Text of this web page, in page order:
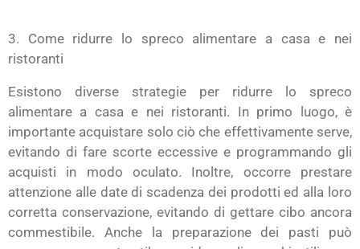
3. Come ridurre lo spreco alimentare a casa e nei
ristoranti
Esistono diverse strategie per ridurre lo spreco
alimentare a casa e nei ristoranti. In primo luogo, è
importante acquistare solo ciò che effettivamente serve,
evitando di fare scorte eccessive e programmando gli
acquisti in modo oculato. Inoltre, occorre prestare
attenzione alle date di scadenza dei prodotti ed alla loro
corretta conservazione, evitando di gettare cibo ancora
commestibile. Anche la preparazione dei pasti può